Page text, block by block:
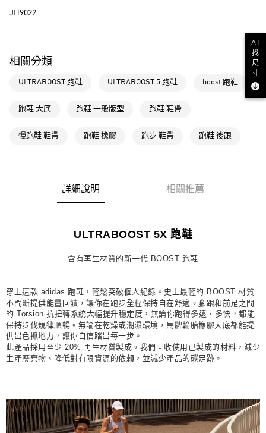
萊爾富取貨付款
付款後萊爾富取貨
每筆NT$80，滿NT$1,500(含以上)免運費
付款後7-11取貨
每筆NT$80，滿NT$1,500(含以上)免運費
JH9022
相關分類
ULTRABOOST 跑鞋 ULTRABOOST 5 跑鞋 boost 跑鞋
跑鞋 大底 跑鞋 一般版型 跑鞋 鞋帶
慢跑鞋 鞋帶 跑鞋 橡膠 跑步 鞋帶 跑鞋 後跟
詳細說明 相關推薦
ULTRABOOST 5X 跑鞋
含有再生材質的新一代 BOOST 跑鞋
穿上這款 adidas 跑鞋，輕鬆突破個人紀錄。史上最輕的 BOOST 材質
不間斷提供能量回饋，讓你在跑步全程保持自在舒適。腳跟和前足之間
的 Torsion 抗扭轉系統大幅提升穩定度，無論你跑得多遠、多快，都能
保持步伐規律順暢。無論在乾燥或潮濕環境，馬牌輪胎橡膠大底都能提
供出色抓地力，讓你自信踏出每一步。
此產品採用至少 20% 再生材質製成。我們回收使用已製成的材料，減少
生產廢棄物、降低對有限資源的依賴，並減少產品的碳足跡。
AI
找
尺
寸